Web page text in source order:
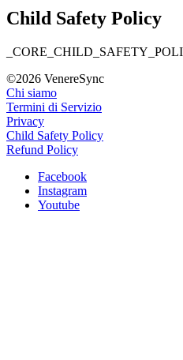
Child Safety Policy
©2026 VenereSync
Chi siamo
Termini di Servizio
Privacy
Child Safety Policy
Refund Policy
Facebook
Instagram
Youtube